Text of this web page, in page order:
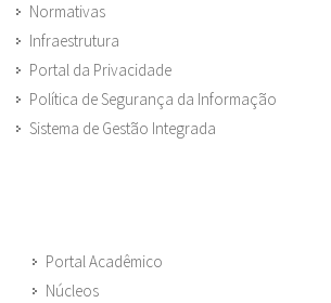
Normativas
Infraestrutura
Portal da Privacidade
Política de Segurança da Informação
Sistema de Gestão Integrada
Portal Acadêmico
Núcleos